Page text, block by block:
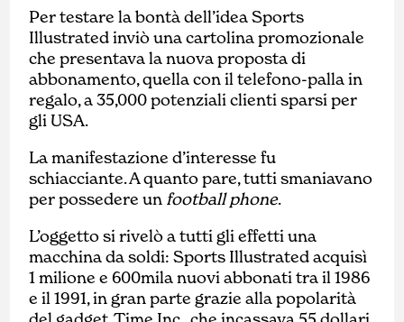
Per testare la bontà dell’idea Sports
Illustrated inviò una cartolina promozionale
che presentava la nuova proposta di
abbonamento, quella con il telefono-palla in
regalo, a 35,000 potenziali clienti sparsi per
gli USA.
La manifestazione d’interesse fu
schiacciante. A quanto pare, tutti smaniavano
per possedere un football phone.
L’oggetto si rivelò a tutti gli effetti una
macchina da soldi: Sports Illustrated acquisì
1 milione e 600mila nuovi abbonati tra il 1986
e il 1991, in gran parte grazie alla popolarità